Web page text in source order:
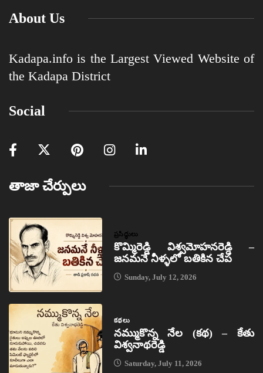
About Us
Kadapa.info is the Largest Viewed Website of
the Kadapa District
Social
తాజా చేర్పులు
ప్రసిద్ధులు
కొమ్మిరెడ్డి విశ్వమోహనరెడ్డి –
జనమనే నీళ్ళలో బతికిన చేప
Sunday, July 12, 2026
కథలు
నమ్ముకొన్న నేల (కథ) – కేతు
విశ్వనాథరెడ్డి
Saturday, July 11, 2026